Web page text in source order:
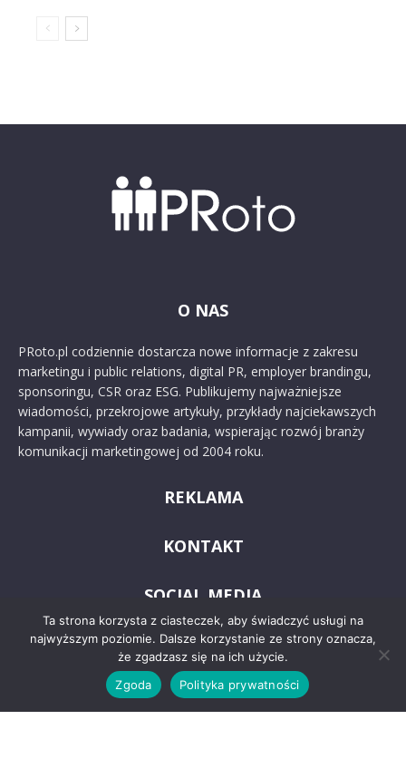
O NAS
PRoto.pl codziennie dostarcza nowe informacje z zakresu
marketingu i public relations, digital PR, employer brandingu,
sponsoringu, CSR oraz ESG. Publikujemy najważniejsze
wiadomości, przekrojowe artykuły, przykłady najciekawszych
kampanii, wywiady oraz badania, wspierając rozwój branży
komunikacji marketingowej od 2004 roku.
REKLAMA
KONTAKT
SOCIAL MEDIA
Ta strona korzysta z ciasteczek, aby świadczyć usługi na
najwyższym poziomie. Dalsze korzystanie ze strony oznacza,
że zgadzasz się na ich użycie.
Zgoda
Polityka prywatności